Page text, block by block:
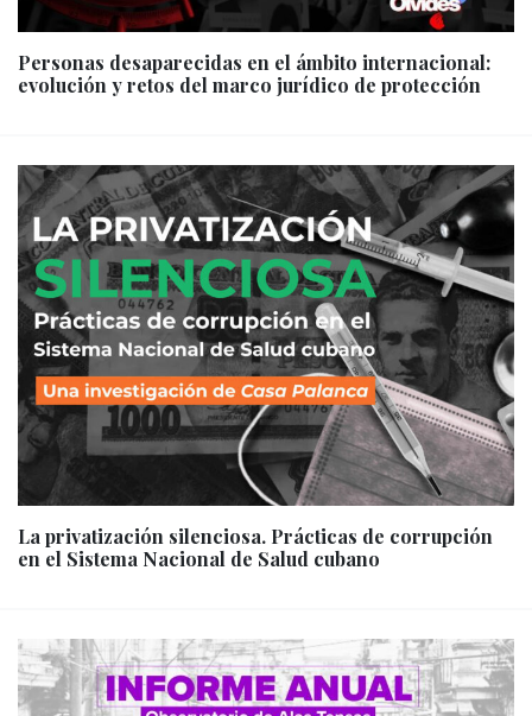
Personas desaparecidas en el ámbito internacional:
evolución y retos del marco jurídico de protección
La privatización silenciosa. Prácticas de corrupción
en el Sistema Nacional de Salud cubano